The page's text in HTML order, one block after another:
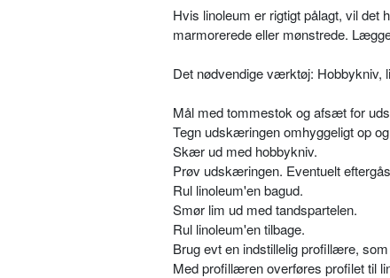
Hvis linoleum er rigtigt pålagt, vil det
marmorerede eller mønstrede.
Det nødvendige værktøj: Hobbykniv,
Mål med tommestok og afsæt for
Tegn udskæringen omhyggeligt op
Skær ud med hobbykniv.
Prøv udskæringen. Eventuelt
Rul linoleum'en bagud.
Smør lim ud med tandspartelen.
Rul linoleum'en tilbage.
Brug evt en indstillelig profillære,
Med profillæren overføres profilet til